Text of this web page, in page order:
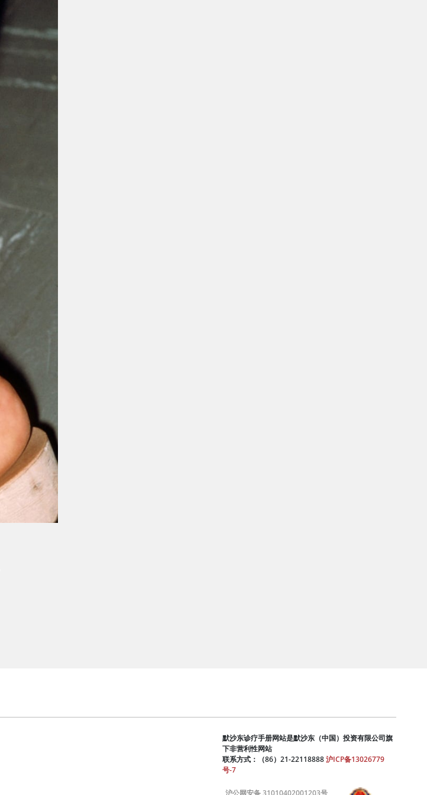
默沙东诊疗手册网站是默沙东（中国）投资有限公司旗
下非营利性网站
联系方式：（86）21-22118888沪ICP备13026779
号-7
沪公网安备 31010402001203号